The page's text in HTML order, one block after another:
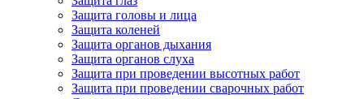
Защита головы и лица
Защита коленей
Защита органов дыхания
Защита органов слуха
Защита при проведении высотных работ
Защита при проведении сварочных работ